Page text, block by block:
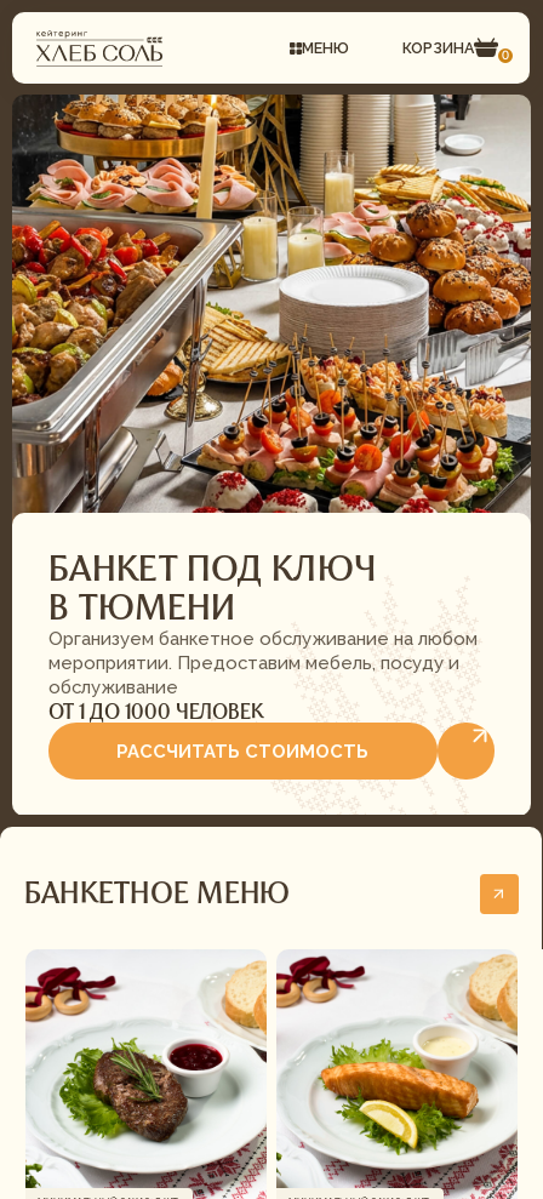
0
ГАСТРОБОКСЫ
ФУРШЕТНОЕ МЕНЮ
БАНКЕТНОЕ МЕНЮ
СВАДЕБНОЕ МЕНЮ
ДЕТСКОЕ МЕНЮ
ТОРТЫ И ДЕСЕРТЫ
ПИРОГИ И ПИЦЦА
КОМПЛЕКСНЫЕ ОБЕДЫ
СВАДЕБНЫЙ КЕЙТЕРИНГ
КОМПЛЕКСНЫЕ ОБЕДЫ
ФУРШЕТ
БАНКЕТ
ДЕТСКИЙ КЕЙТЕРИНГ
ТОРТЫ И ДЕСЕРТЫ
ГАСТРОБОКСЫ
БАНКЕТ ПОД КЛЮЧ
В ТЮМЕНИ
Организуем банкетное обслуживание на любом
обслуживание
ОТ 1 ДО 1000 ЧЕЛОВЕК
РАССЧИТАТЬ СТОИМОСТЬ
БАНКЕТНОЕ МЕНЮ